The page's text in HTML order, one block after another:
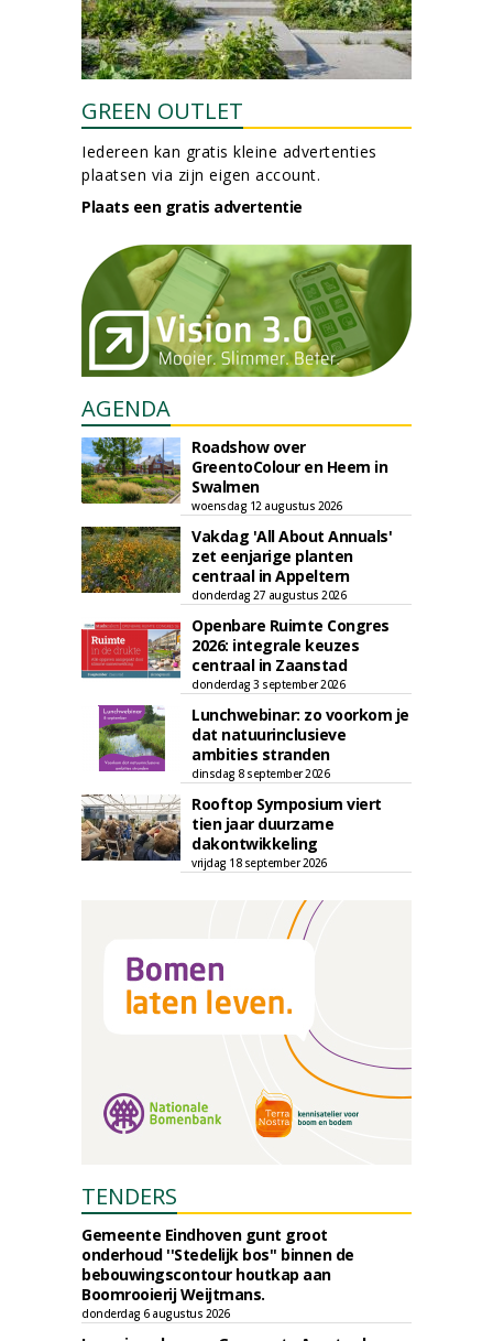
GREEN OUTLET
Iedereen kan gratis kleine advertenties
plaatsen via zijn eigen account.
Plaats een gratis advertentie
AGENDA
Roadshow over
GreentoColour en Heem in
Swalmen
woensdag 12 augustus 2026
Vakdag 'All About Annuals'
zet eenjarige planten
centraal in Appeltern
donderdag 27 augustus 2026
Openbare Ruimte Congres
2026: integrale keuzes
centraal in Zaanstad
donderdag 3 september 2026
Lunchwebinar: zo voorkom je
dat natuurinclusieve
ambities stranden
dinsdag 8 september 2026
Rooftop Symposium viert
tien jaar duurzame
dakontwikkeling
vrijdag 18 september 2026
TENDERS
Gemeente Eindhoven gunt groot
onderhoud ''Stedelijk bos'' binnen de
bebouwingscontour houtkap aan
Boomrooierij Weijtmans.
donderdag 6 augustus 2026